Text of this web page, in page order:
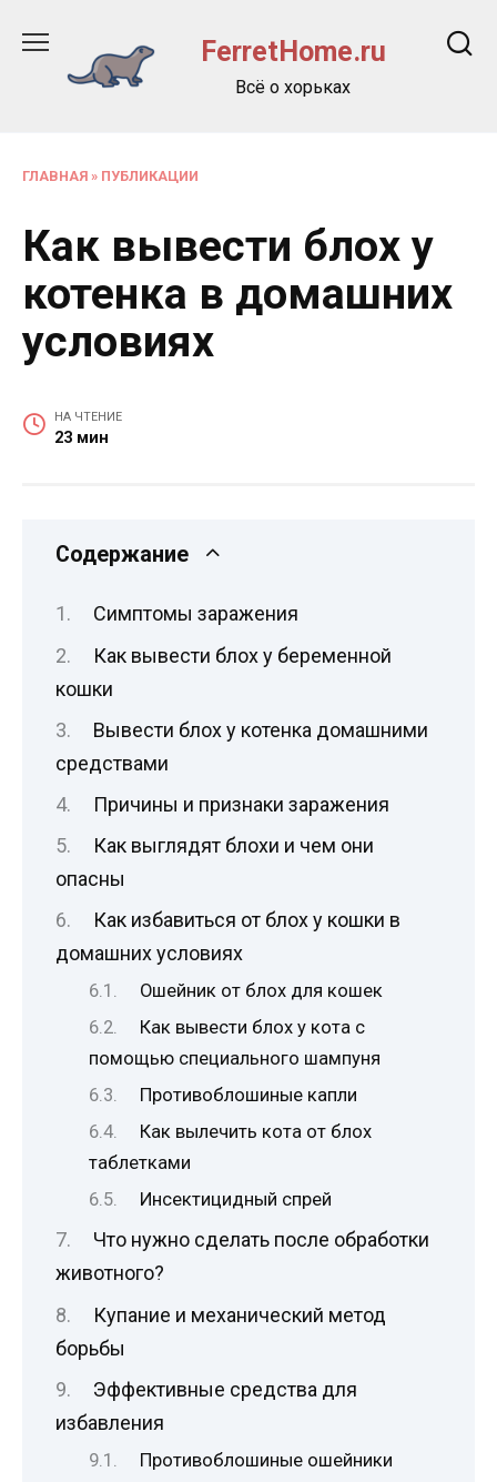
содержанию
FerretHome.ru
Всё о хорьках
ГЛАВНАЯ » ПУБЛИКАЦИИ
Как вывести блох у
котенка в домашних
условиях
НА ЧТЕНИЕ
23 мин
Содержание
Симптомы заражения
Как вывести блох у беременной
кошки
Вывести блох у котенка домашними
средствами
Причины и признаки заражения
Как выглядят блохи и чем они
опасны
Как избавиться от блох у кошки в
домашних условиях
Ошейник от блох для кошек
Как вывести блох у кота с
помощью специального шампуня
Противоблошиные капли
Как вылечить кота от блох
таблетками
Инсектицидный спрей
Что нужно сделать после обработки
животного?
Купание и механический метод
борьбы
Эффективные средства для
избавления
Противоблошиные ошейники